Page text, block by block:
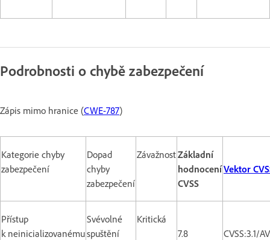
Podrobnosti o chybě zabezpečení
Zápis mimo hranice (CWE-787)
Kategorie chyby
zabezpečení
Dopad
chyby
zabezpečení
ZávažnostZákladní
hodnocení
CVSS
Vektor
Přístup
k neinicializovanému
Svévolné
spuštění
Kritická
7.8
CVSS:3.1/